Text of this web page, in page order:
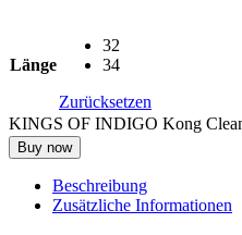
Länge
32
34
Zurücksetzen
KINGS OF INDIGO Kong
Buy now
Beschreibung
Zusätzliche Informationen